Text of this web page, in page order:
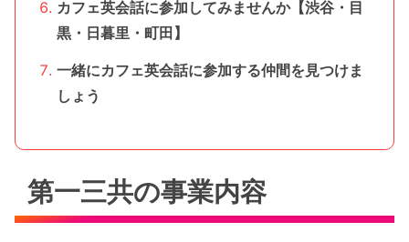
カフェ英会話に参加してみませんか【渋谷・目
黒・日暮里・町田】
一緒にカフェ英会話に参加する仲間を見つけま
しょう
第一三共の事業内容